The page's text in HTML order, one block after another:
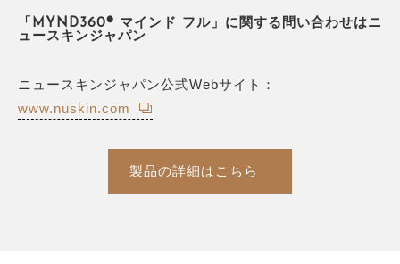
「MYND360® マインド フル」に関する問い合わせはニ
ュースキンジャパン
ニュースキンジャパン公式Webサイト：
www.nuskin.com
製品の詳細はこちら